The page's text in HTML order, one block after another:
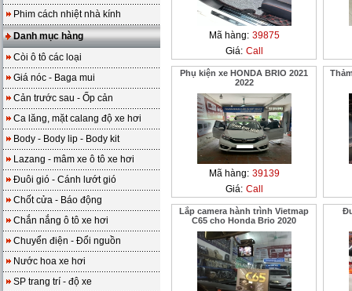
Phim cách nhiệt nhà kính
Danh mục hàng
Còi ô tô các loại
Giá nóc - Baga mui
Cản trước sau - Ốp cản
Ca lăng, mặt calang độ xe hơi
Body - Body lip - Body kit
Lazang - mâm xe ô tô xe hơi
Đuôi gió - Cánh lướt gió
Chốt cửa - Báo động
Chắn nắng ô tô xe hơi
Chuyển điện - Đổi nguồn
Nước hoa xe hơi
SP trang trí - độ xe
Mã hàng: 39875
Giá: Call
Phụ kiện xe HONDA BRIO 2021
2022
Mã hàng: 39139
Giá: Call
Lắp camera hành trình Vietmap
C65 cho Honda Brio 2020